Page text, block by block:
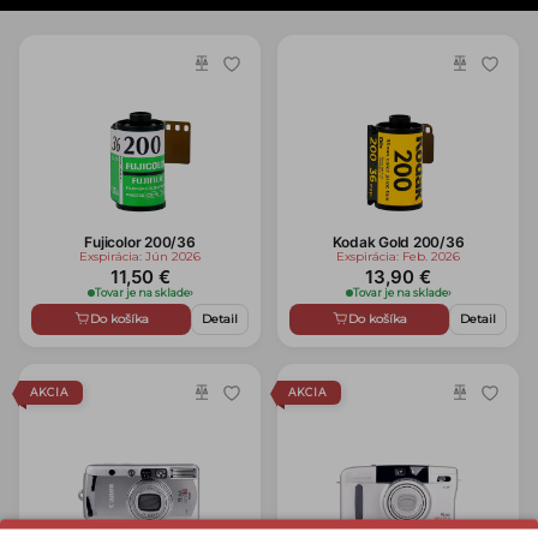
Fujicolor 200/36
Exspirácia: Jún 2026
11,50 €
Tovar je na sklade›
Do košíka Detail
Kodak Gold 200/36
Exspirácia: Feb. 2026
13,90 €
Tovar je na sklade›
Do košíka Detail
AKCIA AKCIA